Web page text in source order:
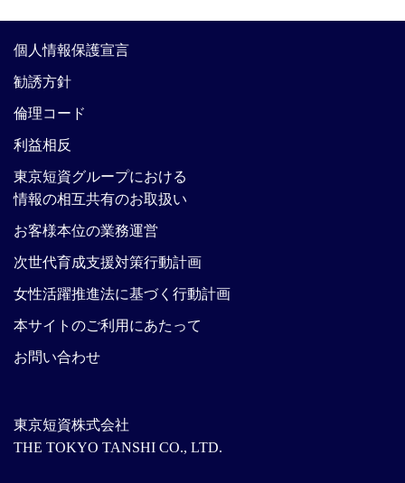
東京短資株式会社
THE TOKYO TANSHI CO., LTD.
個人情報保護宣言
勧誘方針
倫理コード
利益相反
東京短資グループにおける
情報の相互共有のお取扱い
お客様本位の業務運営
次世代育成支援対策行動計画
女性活躍推進法に基づく行動計画
本サイトのご利用にあたって
お問い合わせ